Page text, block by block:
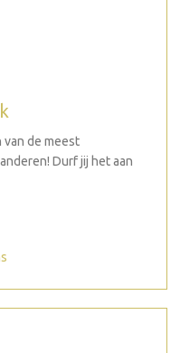
van de meest
Durf jij het aan